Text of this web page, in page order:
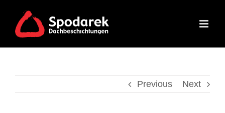
content
Previous Next